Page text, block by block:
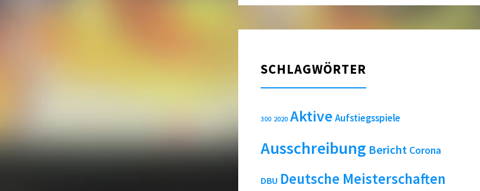
SCHLAGWÖRTER
300 2020 Aktive Aufstiegsspiele
Ausschreibung Bericht Corona
DBU Deutsche Meisterschaften